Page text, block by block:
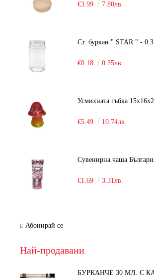
€3.99 7.80лв.
Ст. буркан " STAR " -
€0.18 0.35лв.
Усмихната гъбка
€5.49 10.74лв.
Сувенирна чаша
€1.69 3.31лв.
Абонирай се
Най-продавани
БУРКАНЧЕ 30 МЛ. С